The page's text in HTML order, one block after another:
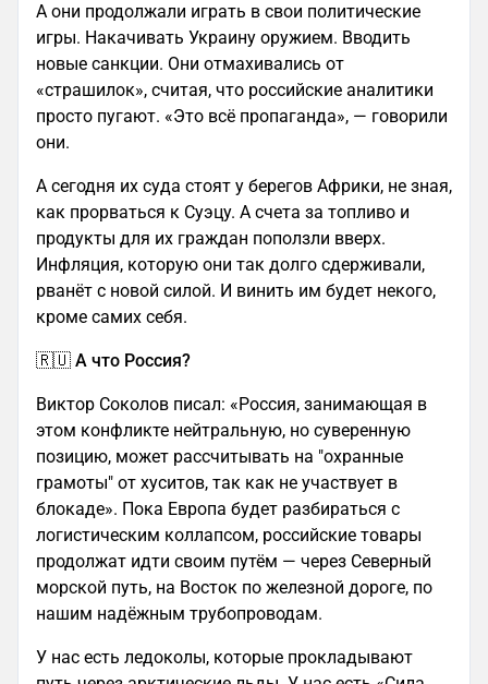
А они продолжали играть в свои политические
игры. Накачивать Украину оружием. Вводить
новые санкции. Они отмахивались от
«страшилок», считая, что российские аналитики
просто пугают. «Это всё пропаганда», — говорили
они.
А сегодня их суда стоят у берегов Африки, не зная,
как прорваться к Суэцу. А счета за топливо и
продукты для их граждан поползли вверх.
Инфляция, которую они так долго сдерживали,
рванёт с новой силой. И винить им будет некого,
кроме самих себя.
🇷🇺 А что Россия?
Виктор Соколов писал: «Россия, занимающая в
этом конфликте нейтральную, но суверенную
позицию, может рассчитывать на "охранные
грамоты" от хуситов, так как не участвует в
блокаде». Пока Европа будет разбираться с
логистическим коллапсом, российские товары
продолжат идти своим путём — через Северный
морской путь, на Восток по железной дороге, по
нашим надёжным трубопроводам.
У нас есть ледоколы, которые прокладывают